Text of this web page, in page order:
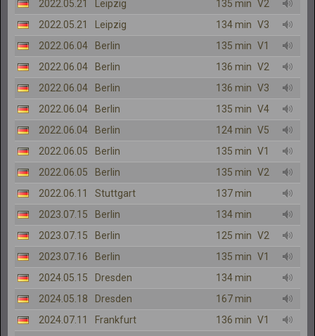
2022.05.21
Leipzig 135 min V2
2022.05.21
Leipzig 134 min V3
2022.06.04
Berlin 135 min V1
2022.06.04
Berlin 136 min V2
2022.06.04
Berlin 136 min V3
2022.06.04
Berlin 135 min V4
2022.06.04
Berlin 124 min V5
2022.06.05
Berlin 135 min V1
2022.06.05
Berlin 135 min V2
2022.06.11
Stuttgart
137 min
2023.07.15
Berlin
134 min
2023.07.15
Berlin 125 min V2
2023.07.16
Berlin 135 min V1
2024.05.15
Dresden
134 min
2024.05.18
Dresden
167 min
2024.07.11
Frankfurt 136 min V1